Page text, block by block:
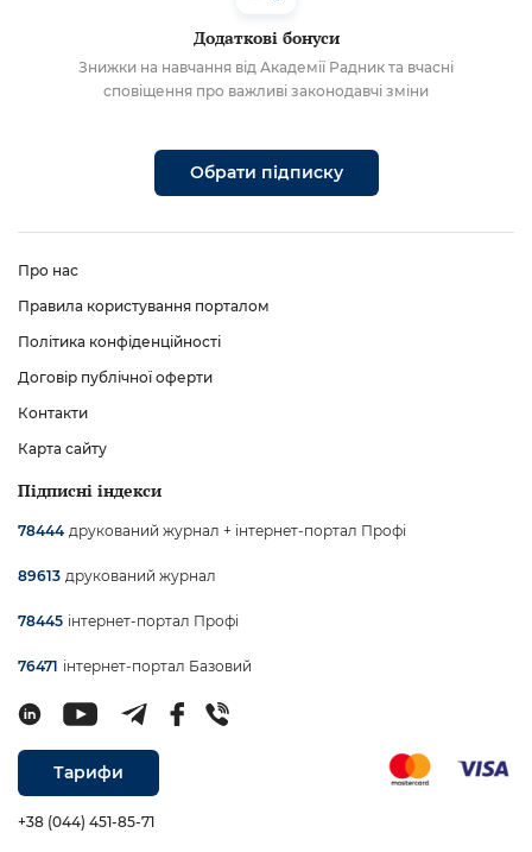
Додаткові бонуси
Знижки на навчання від Академії Радник та вчасні
сповіщення про важливі законодавчі зміни
Обрати підписку
Про нас
Правила користування порталом
Політика конфіденційності
Договір публічної оферти
Контакти
Карта сайту
Підписні індекси
78444 друкований журнал + інтернет-портал Профі
89613 друкований журнал
78445 інтернет-портал Профі
76471 інтернет-портал Базовий
Тарифи
+38 (044) 451-85-71